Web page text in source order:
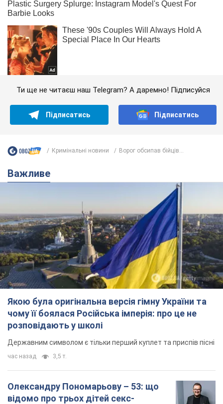
Ти ще не читаєш наш Telegram? А даремно! Підписуйся
Підписатись Підписатись
Кримінальні новини Ворог обсипав бійців...
Важливе
Якою була оригінальна версія гімну України та
чому її боялася Російська імперія: про це не
розповідають у школі
Державним символом є тільки перший куплет та приспів пісні
час назад 3,5 т.
Олександру Пономарьову – 53: що
відомо про трьох дітей секс-